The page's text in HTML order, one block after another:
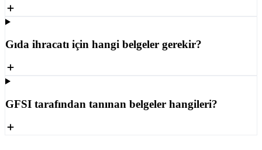
Gıda ihracatı için hangi belgeler gerekir?
GFSI tarafından tanınan belgeler hangileri?